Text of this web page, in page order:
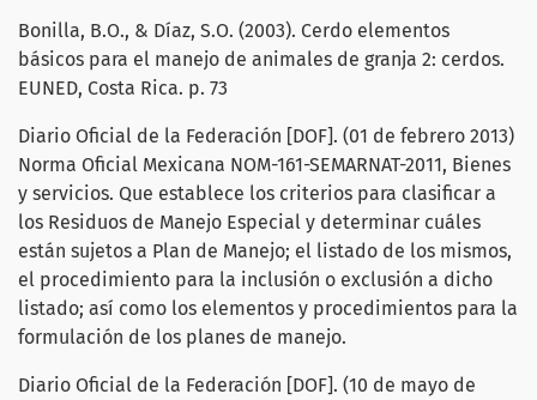
Bonilla, B.O., & Díaz, S.O. (2003). Cerdo elementos
básicos para el manejo de animales de granja 2: cerdos.
EUNED, Costa Rica. p. 73
Diario Oficial de la Federación [DOF]. (01 de febrero 2013)
Norma Oficial Mexicana NOM-161-SEMARNAT-2011, Bienes
y servicios. Que establece los criterios para clasificar a
los Residuos de Manejo Especial y determinar cuáles
están sujetos a Plan de Manejo; el listado de los mismos,
el procedimiento para la inclusión o exclusión a dicho
listado; así como los elementos y procedimientos para la
formulación de los planes de manejo.
Diario Oficial de la Federación [DOF]. (10 de mayo de